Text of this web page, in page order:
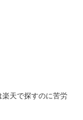
天で探すのに苦労